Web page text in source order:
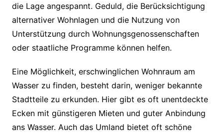
die Lage angespannt. Geduld, die Berücksichtigung
alternativer Wohnlagen und die Nutzung von
Unterstützung durch Wohnungsgenossenschaften
oder staatliche Programme können helfen.
Eine Möglichkeit, erschwinglichen Wohnraum am
Wasser zu finden, besteht darin, weniger bekannte
Stadtteile zu erkunden. Hier gibt es oft unentdeckte
Ecken mit günstigeren Mieten und guter Anbindung
ans Wasser. Auch das Umland bietet oft schöne